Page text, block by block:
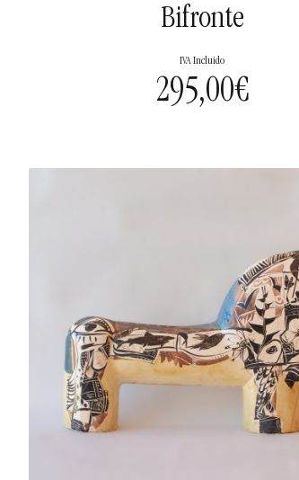
Bifronte
295,00€
IVA Incluido